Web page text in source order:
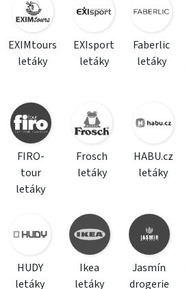
EXIMtours
letáky
EXIsport
letáky
Faberlic
letáky
FIRO-
tour
letáky
Frosch
letáky
HABU.cz
letáky
HUDY
letáky
Ikea
letáky
Jasmín
drogerie